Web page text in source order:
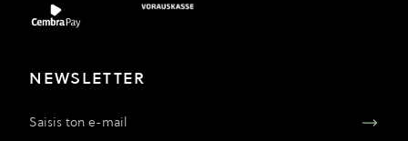
NEWSLETTER
Adresse e-mail